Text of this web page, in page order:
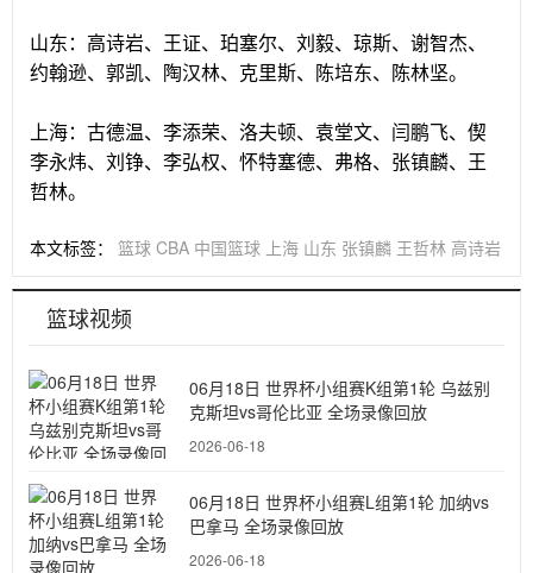
山东：高诗岩、王证、珀塞尔、刘毅、琼斯、谢智杰、
约翰逊、郭凯、陶汉林、克里斯、陈培东、陈林坚。
上海：古德温、李添荣、洛夫顿、袁堂文、闫鹏飞、偰
李永炜、刘铮、李弘权、怀特塞德、弗格、张镇麟、王
哲林。
本文标签： 篮球 CBA 中国篮球 上海 山东 张镇麟 王哲林 高诗岩
篮球视频
06月18日 世界杯小组赛K组第1轮 乌兹别
克斯坦vs哥伦比亚 全场录像回放
2026-06-18
06月18日 世界杯小组赛L组第1轮 加纳vs
巴拿马 全场录像回放
2026-06-18